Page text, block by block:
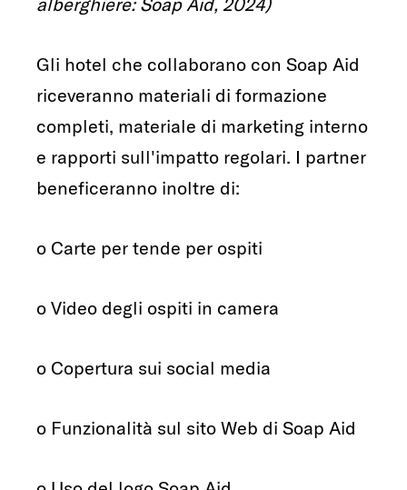
Gli hotel che collaborano con Soap Aid
riceveranno materiali di formazione
completi, materiale di marketing interno
e rapporti sull'impatto regolari. I partner
beneficeranno inoltre di:
o Carte per tende per ospiti
o Video degli ospiti in camera
o Copertura sui social media
o Funzionalità sul sito Web di Soap Aid